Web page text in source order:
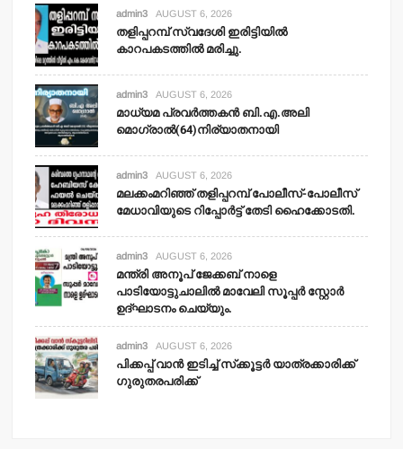
admin3 AUGUST 6, 2026
തളിപ്പറമ്പ് സ്വദേശി ഇരിട്ടിയില്‍
കാറപകടത്തില്‍ മരിച്ചു.
admin3 AUGUST 6, 2026
മാധ്യമ പ്രവര്‍ത്തകന്‍ ബി.എ.അലി
മൊഗ്രാല്‍(64)നിര്യാതനായി
admin3 AUGUST 6, 2026
മലക്കംമറിഞ്ഞ് തളിപ്പറമ്പ് പോലീസ്-പോലീസ്
മേധാവിയുടെ റിപ്പോര്‍ട്ട് തേടി ഹൈക്കോടതി.
admin3 AUGUST 6, 2026
മന്ത്രി അനൂപ് ജേക്കബ് നാളെ
പാടിയോട്ടുചാലില്‍ മാവേലി സൂപ്പര്‍ സ്റ്റോര്‍
ഉദ്ഘാടനം ചെയ്യും.
admin3 AUGUST 6, 2026
പിക്കപ്പ് വാന്‍ ഇടിച്ച് സ്‌ക്കൂട്ടര്‍ യാത്രക്കാരിക്ക്
ഗുരുതരപരിക്ക്